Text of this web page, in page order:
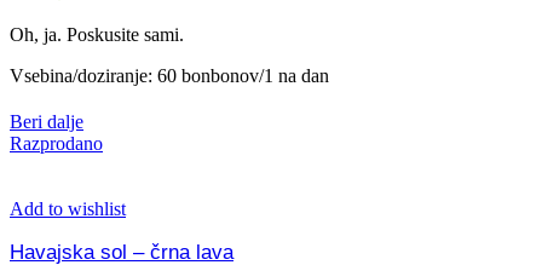
Oh, ja. Poskusite sami.
Vsebina/doziranje: 60 bonbonov/1 na dan
Beri dalje
Razprodano
Add to wishlist
Havajska sol – črna lava